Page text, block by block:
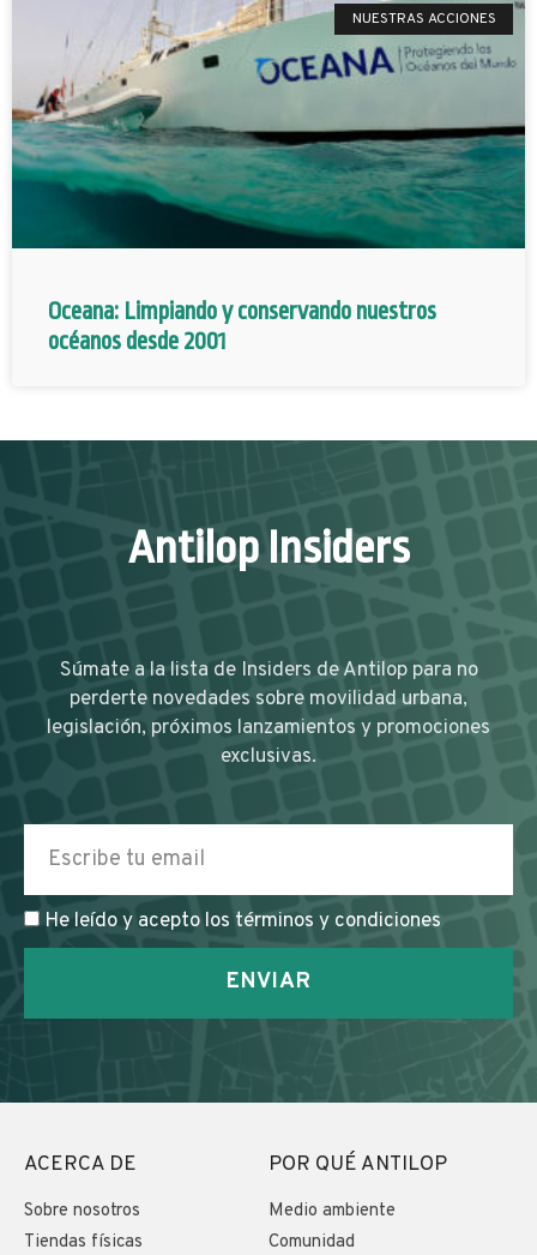
NUESTRAS ACCIONES
Oceana: Limpiando y conservando nuestros
océanos desde 2001
Antilop Insiders
Súmate a la lista de Insiders de Antilop para no
perderte novedades sobre movilidad urbana,
legislación, próximos lanzamientos y promociones
exclusivas.
He leído y acepto los términos y condiciones
ENVIAR
ACERCA DE
Sobre nosotros
Tiendas físicas
POR QUÉ ANTILOP
Medio ambiente
Comunidad